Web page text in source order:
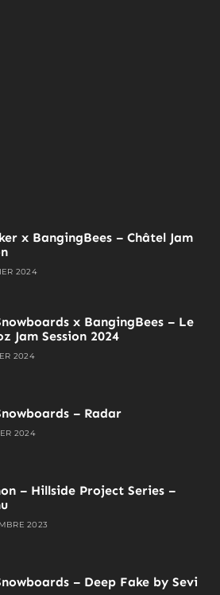
x BangingBees – Châtel Jam
2024
x BangingBees – Le
Jam Session 2024
2024
– Radar
2024
– Hillside Project Series –
2023
– Deep Fake by Sevi